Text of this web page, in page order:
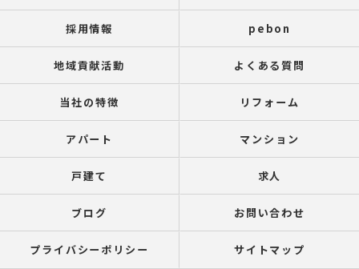
採用情報 pebon
地域貢献活動 よくある質問
当社の特徴 リフォーム
アパート マンション
戸建て 求人
ブログ お問い合わせ
プライバシーポリシー サイトマップ